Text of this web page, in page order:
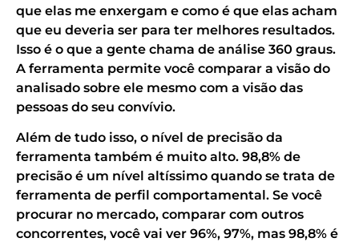
que elas me enxergam e como é que elas acham
que eu deveria ser para ter melhores resultados.
Isso é o que a gente chama de análise 360 graus.
A ferramenta permite você comparar a visão do
analisado sobre ele mesmo com a visão das
pessoas do seu convívio.
Além de tudo isso, o nível de precisão da
ferramenta também é muito alto. 98,8% de
precisão é um nível altíssimo quando se trata de
ferramenta de perfil comportamental. Se você
procurar no mercado, comparar com outros
concorrentes, você vai ver 96%, 97%, mas 98,8% é